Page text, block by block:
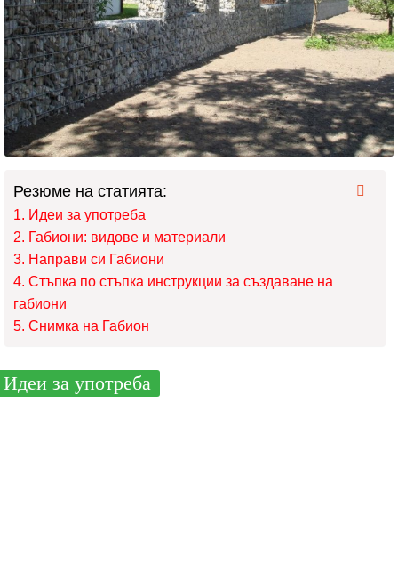
Резюме на статията:
Идеи за употреба
Габиони: видове и материали
Направи си Габиони
Стъпка по стъпка инструкции за създаване на
габиони
Снимка на Габион
Идеи за употреба